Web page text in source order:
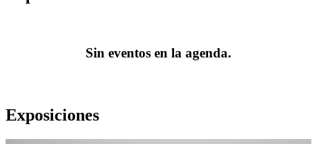
Sin eventos en la agenda.
Exposiciones